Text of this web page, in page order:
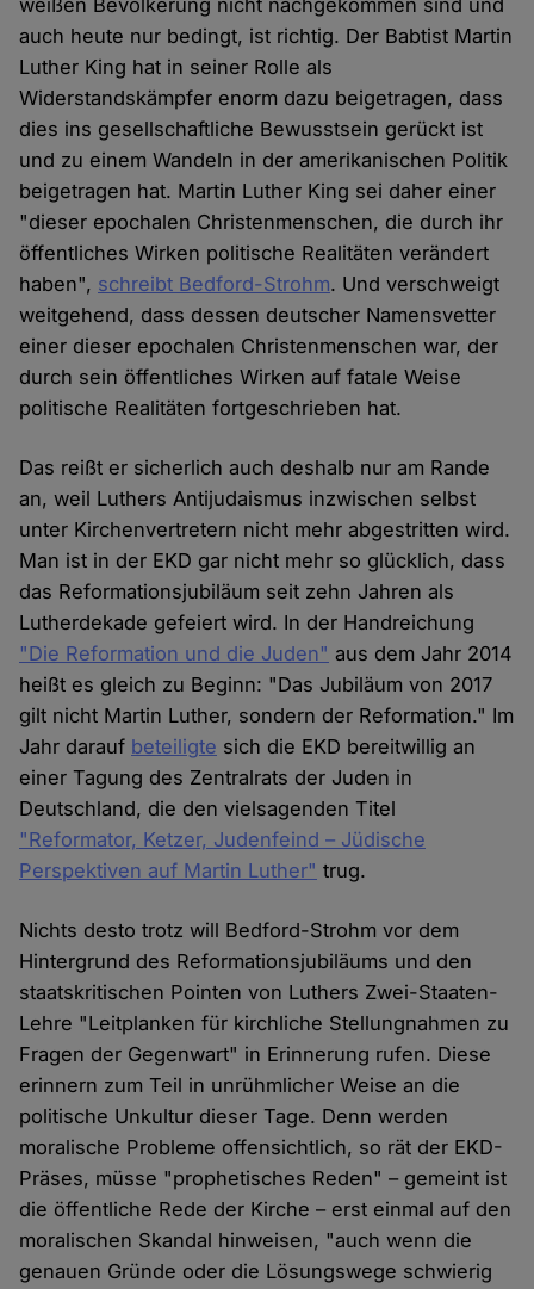
weißen Bevölkerung nicht nachgekommen sind und
auch heute nur bedingt, ist richtig. Der Babtist Martin
Luther King hat in seiner Rolle als
Widerstandskämpfer enorm dazu beigetragen, dass
dies ins gesellschaftliche Bewusstsein gerückt ist
und zu einem Wandeln in der amerikanischen Politik
beigetragen hat. Martin Luther King sei daher einer
"dieser epochalen Christenmenschen, die durch ihr
öffentliches Wirken politische Realitäten verändert
haben", schreibt Bedford-Strohm. Und verschweigt
weitgehend, dass dessen deutscher Namensvetter
einer dieser epochalen Christenmenschen war, der
durch sein öffentliches Wirken auf fatale Weise
politische Realitäten fortgeschrieben hat.
Das reißt er sicherlich auch deshalb nur am Rande
an, weil Luthers Antijudaismus inzwischen selbst
unter Kirchenvertretern nicht mehr abgestritten wird.
Man ist in der EKD gar nicht mehr so glücklich, dass
das Reformationsjubiläum seit zehn Jahren als
Lutherdekade gefeiert wird. In der Handreichung
"Die Reformation und die Juden" aus dem Jahr 2014
heißt es gleich zu Beginn: "Das Jubiläum von 2017
gilt nicht Martin Luther, sondern der Reformation." Im
Jahr darauf beteiligte sich die EKD bereitwillig an
einer Tagung des Zentralrats der Juden in
Deutschland, die den vielsagenden Titel
"Reformator, Ketzer, Judenfeind – Jüdische
Perspektiven auf Martin Luther" trug.
Nichts desto trotz will Bedford-Strohm vor dem
Hintergrund des Reformationsjubiläums und den
staatskritischen Pointen von Luthers Zwei-Staaten-
Lehre "Leitplanken für kirchliche Stellungnahmen zu
Fragen der Gegenwart" in Erinnerung rufen. Diese
erinnern zum Teil in unrühmlicher Weise an die
politische Unkultur dieser Tage. Denn werden
moralische Probleme offensichtlich, so rät der EKD-
Präses, müsse "prophetisches Reden" – gemeint ist
die öffentliche Rede der Kirche – erst einmal auf den
moralischen Skandal hinweisen, "auch wenn die
genauen Gründe oder die Lösungswege schwierig